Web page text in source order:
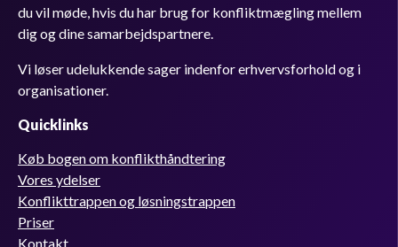
du vil møde, hvis du har brug for konfliktmægling mellem
dig og dine samarbejdspartnere.
Vi løser udelukkende sager indenfor erhvervsforhold og i
organisationer.
Quicklinks
Køb bogen om konflikthåndtering
Vores ydelser
Konflikttrappen og løsningstrappen
Priser
Kontakt